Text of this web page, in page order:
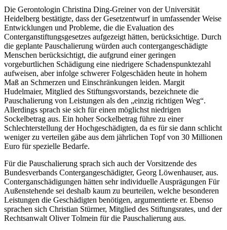
Die Gerontologin Christina Ding-Greiner von der Universität
Heidelberg bestätigte, dass der Gesetzentwurf in umfassender Weise
Entwicklungen und Probleme, die die Evaluation des
Conterganstiftungsgesetzes aufgezeigt hätten, berücksichtige. Durch
die geplante Pauschalierung würden auch contergangeschädigte
Menschen berücksichtigt, die aufgrund einer geringen
vorgeburtlichen Schädigung eine niedrigere Schadenspunktezahl
aufweisen, aber infolge schwerer Folgeschäden heute in hohem
Maß an Schmerzen und Einschränkungen leiden. Margit
Hudelmaier, Mitglied des Stiftungsvorstands, bezeichnete die
Pauschalierung von Leistungen als den „einzig richtigen Weg“.
Allerdings sprach sie sich für einen möglichst niedrigen
Sockelbetrag aus. Ein hoher Sockelbetrag führe zu einer
Schlechterstellung der Hochgeschädigten, da es für sie dann schlicht
weniger zu verteilen gäbe aus dem jährlichen Topf von 30 Millionen
Euro für spezielle Bedarfe.
Für die Pauschalierung sprach sich auch der Vorsitzende des
Bundesverbands Contergangeschädigter, Georg Löwenhauser, aus.
Conterganschädigungen hätten sehr individuelle Ausprägungen Für
Außenstehende sei deshalb kaum zu beurteilen, welche besonderen
Leistungen die Geschädigten benötigen, argumentierte er. Ebenso
sprachen sich Christian Stürmer, Mitglied des Stiftungsrates, und der
Rechtsanwalt Oliver Tolmein für die Pauschalierung aus.